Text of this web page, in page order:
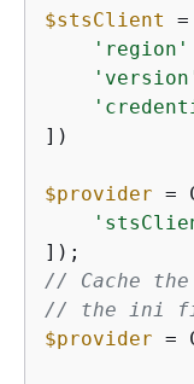
$stsClient =
'region'
])
$provider =
// Cache
// the ini
$provider =